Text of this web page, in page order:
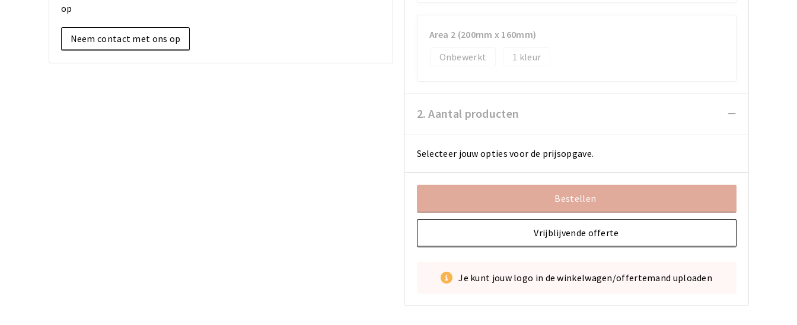
op
Neem contact met ons op
Area 2 (200mm x 160mm)
Onbewerkt
1
2. Aantal producten
Selecteer jouw opties voor de prijsopgave.
Bestellen
Vrijblijvende offerte
Je kunt jouw logo in de winkelwagen/offertemand uploaden